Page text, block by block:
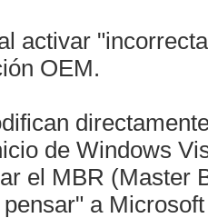
activar
OEM.
de Windows
el MBR (Master
a